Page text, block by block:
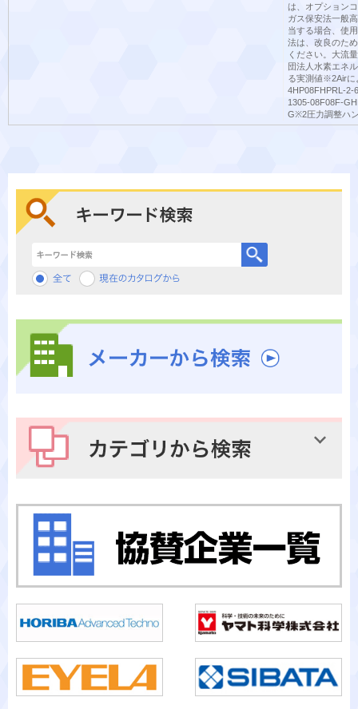
は、オプション
ガス保安法一般
当する場合、使
法は、改良のた
ください。大流
団法人水素エネ
る実測値※2Airに
4HP08FHPRL-
1305-08F08F-
G※2圧力調整ハ
キーワード検索